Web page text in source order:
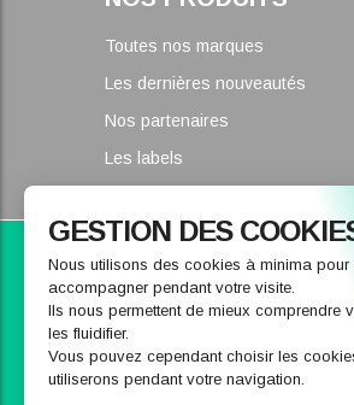
Toutes nos marques
Les dernières nouveautés
Nos partenaires
Les labels
Parce que nous
Nous envoyer
GESTION DES
Nous utilisons des cookies à minima pour
accompagner pendant votre visite.
Ils nous permettent de mieux comprendre
les fluidifier.
Vous pouvez cependant choisir les
utiliserons pendant votre navigation.